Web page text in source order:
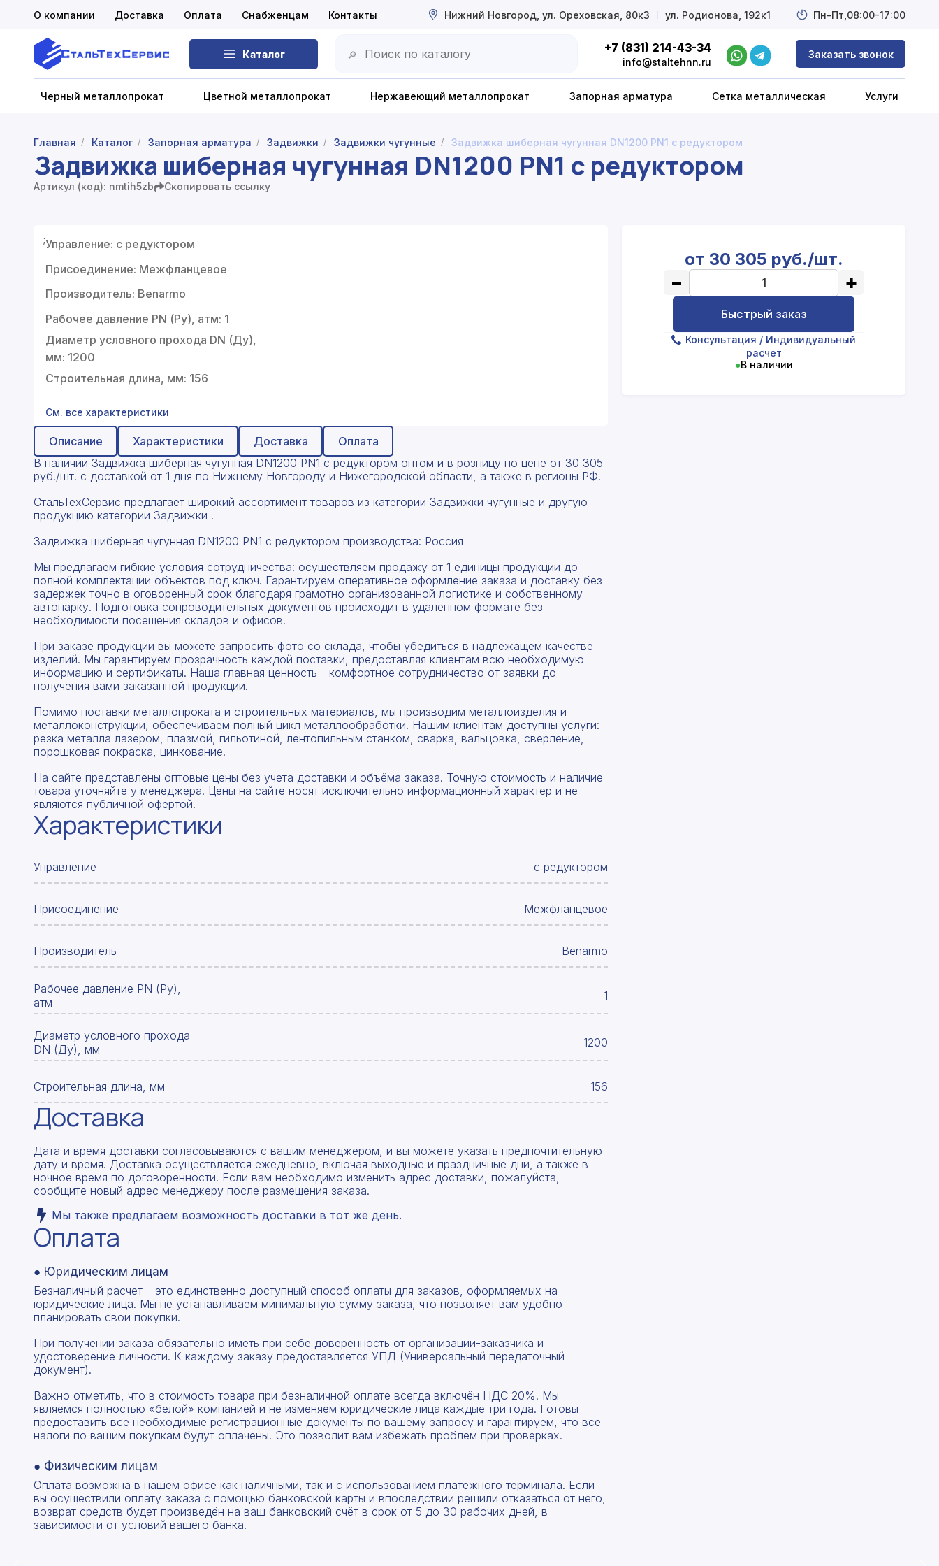
Каталог 🔎
+7 (831) 214-43-34
info@staltehnn.ru
Заказать звонок
Черный металлопрокат Цветной металлопрокат Нержавеющий металлопрокат Запорная арматура Сетка металлическая Услуги
О компании Доставка Оплата Снабженцам Контакты Нижний Новгород, ул. Ореховская, 80к3 l ул. Родионова, 192к1 Пн-Пт, 08:00-17:00
Черный металлопрокат
Цветной металлопрокат
Поликарбонат
Теплоизоляция для труб
Сайдинг
Услуги
Главная / Каталог / Запорная арматура / Задвижки / Задвижки чугунные / Задвижка шиберная чугунная DN1200 PN1 с редуктором
Задвижка шиберная чугунная DN1200 PN1 с редуктором
Артикул (код): nmtih5zb Скопировать ссылку
;Управление: с редуктором
Присоединение: Межфланцевое
Производитель: Benarmo
Рабочее давление PN (Ру), атм: 1
Диаметр условного прохода DN (Ду),
мм: 1200
Строительная длина, мм: 156
См. все характеристики
от 30 305 руб./шт.
− +
Быстрый заказ
Консультация / Индивидуальный
расчет
●В наличии
Описание Характеристики Доставка
Оплата
В наличии Задвижка шиберная чугунная DN1200 PN1 с редуктором оптом и в розницу по цене от 30 305
руб./шт. с доставкой от 1 дня по Нижнему Новгороду и Нижегородской области, а также в регионы РФ.
СтальТехСервис предлагает широкий ассортимент товаров из категории Задвижки чугунные и другую
продукцию категории Задвижки .
Задвижка шиберная чугунная DN1200 PN1 с редуктором производства: Россия
Мы предлагаем гибкие условия сотрудничества: осуществляем продажу от 1 единицы продукции до
полной комплектации объектов под ключ. Гарантируем оперативное оформление заказа и доставку без
задержек точно в оговоренный срок благодаря грамотно организованной логистике и собственному
автопарку. Подготовка сопроводительных документов происходит в удаленном формате без
необходимости посещения складов и офисов.
При заказе продукции вы можете запросить фото со склада, чтобы убедиться в надлежащем качестве
изделий. Мы гарантируем прозрачность каждой поставки, предоставляя клиентам всю необходимую
информацию и сертификаты. Наша главная ценность - комфортное сотрудничество от заявки до
получения вами заказанной продукции.
Помимо поставки металлопроката и строительных материалов, мы производим металлоизделия и
металлоконструкции, обеспечиваем полный цикл металлообработки. Нашим клиентам доступны услуги:
резка металла лазером, плазмой, гильотиной, лентопильным станком, сварка, вальцовка, сверление,
порошковая покраска, цинкование.
На сайте представлены оптовые цены без учета доставки и объёма заказа. Точную стоимость и наличие
товара уточняйте у менеджера. Цены на сайте носят исключительно информационный характер и не
являются публичной офертой.
Характеристики
Управление с редуктором
Присоединение Межфланцевое
Производитель Benarmo
Рабочее давление PN (Ру),
атм
1
Диаметр условного прохода
DN (Ду), мм
1200
Строительная длина, мм 156
Доставка
Дата и время доставки согласовываются с вашим менеджером, и вы можете указать предпочтительную
дату и время. Доставка осуществляется ежедневно, включая выходные и праздничные дни, а также в
ночное время по договоренности. Если вам необходимо изменить адрес доставки, пожалуйста,
сообщите новый адрес менеджеру после размещения заказа.
Мы также предлагаем возможность доставки в тот же день.
Оплата
● Юридическим лицам
Безналичный расчет – это единственно доступный способ оплаты для заказов, оформляемых на
юридические лица. Мы не устанавливаем минимальную сумму заказа, что позволяет вам удобно
планировать свои покупки.
При получении заказа обязательно иметь при себе доверенность от организации-заказчика и
удостоверение личности. К каждому заказу предоставляется УПД (Универсальный передаточный
документ).
Важно отметить, что в стоимость товара при безналичной оплате всегда включён НДС 20%. Мы
являемся полностью «белой» компанией и не изменяем юридические лица каждые три года. Готовы
предоставить все необходимые регистрационные документы по вашему запросу и гарантируем, что все
налоги по вашим покупкам будут оплачены. Это позволит вам избежать проблем при проверках.
● Физическим лицам
Оплата возможна в нашем офисе как наличными, так и с использованием платежного терминала. Если
вы осуществили оплату заказа с помощью банковской карты и впоследствии решили отказаться от него,
возврат средств будет произведён на ваш банковский счёт в срок от 5 до 30 рабочих дней, в
зависимости от условий вашего банка.
Рассчитать смету
расчет сметы. Мы свяжемся с вами в кратчайшие
сроки.
Оставьте номер телефона
Мы свяжемся с вами в ближайшее время!